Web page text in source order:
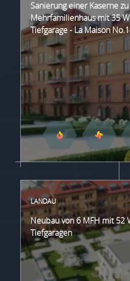
Sanierung einer Kaserne
Mehrfamilienhaus mit 35
Tiefgarage - La Maison
LANDAU
Neubau von 6 MFH mit 52
Tiefgaragen